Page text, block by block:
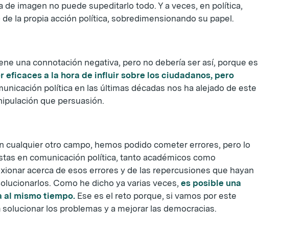
imagen no puede supeditarlo todo. Y a veces, en política,
la propia acción política, sobredimensionando su papel.
una connotación negativa, pero no debería ser así, porque es
eficaces a la hora de influir sobre los ciudadanos, pero
política en las últimas décadas nos ha alejado de este
que persuasión.
cualquier otro campo, hemos podido cometer errores, pero lo
en comunicación política, tanto académicos como
acerca de esos errores y de las repercusiones que hayan
Como he dicho ya varias veces, es posible una
mismo tiempo. Ese es el reto porque, si vamos por este
los problemas y a mejorar las democracias.